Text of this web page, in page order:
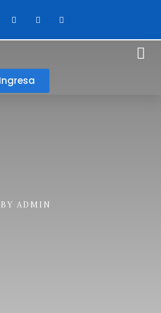
Ingresa
BY ADMIN